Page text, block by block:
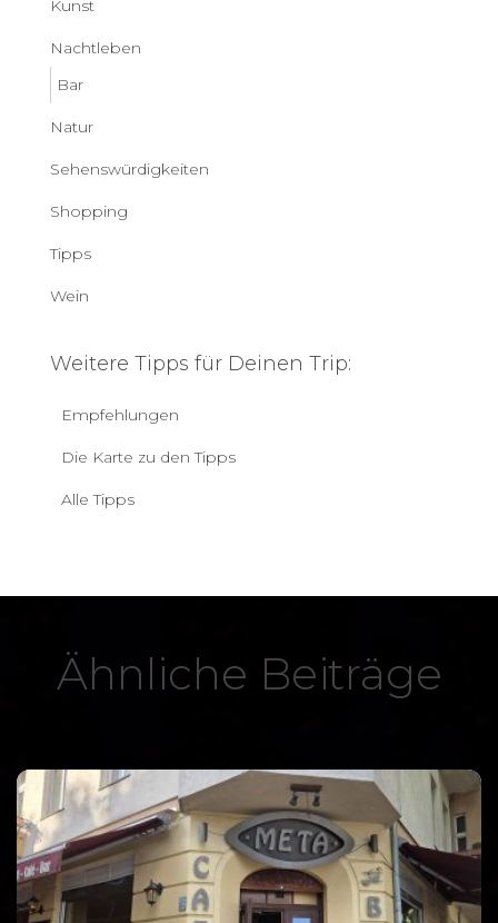
Kunst
Nachtleben
Bar
Natur
Sehenswürdigkeiten
Shopping
Tipps
Wein
Weitere Tipps für Deinen Trip:
Empfehlungen
Die Karte zu den Tipps
Alle Tipps
Ähnliche Beiträge